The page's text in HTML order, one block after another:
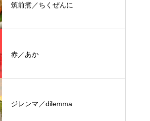
筑前煮／ちくぜんに
赤／あか
ジレンマ／dilemma